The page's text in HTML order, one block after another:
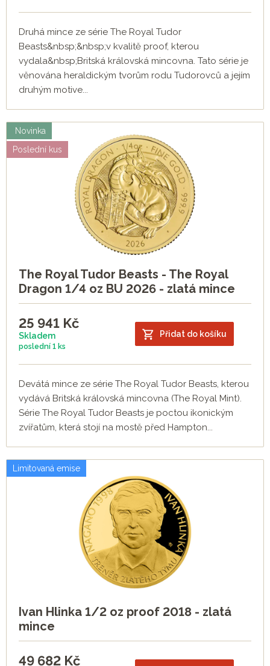
Druhá mince ze série The Royal Tudor
Beasts&nbsp;&nbsp;v kvalitě proof, kterou
vydala&nbsp;Britská královská mincovna. Tato série je
věnována heraldickým tvorům rodu Tudorovců a jejím
druhým motive...
Novinka
Poslední kus
The Royal Tudor Beasts - The Royal
Dragon 1/4 oz BU 2026 - zlatá mince
25 941 Kč
Skladem
poslední 1 ks
Přidat do košíku
Devátá mince ze série The Royal Tudor Beasts, kterou
vydává Britská královská mincovna (The Royal Mint).
Série The Royal Tudor Beasts je poctou ikonickým
zvířatům, která stojí na mostě před Hampton...
Limitovaná emise
Ivan Hlinka 1/2 oz proof 2018 - zlatá
mince
49 682 Kč